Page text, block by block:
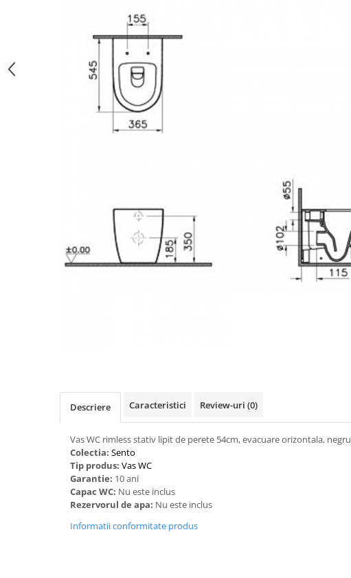
Descriere Caracteristici Review-uri (0)
Vas WC rimless stativ lipit de perete 54cm, evacuare orizontala, negru
Colectia: Sento
Tip produs: Vas WC
Garantie: 10 ani
Capac WC: Nu este inclus
Rezervorul de apa: Nu este inclus
Informatii conformitate produs